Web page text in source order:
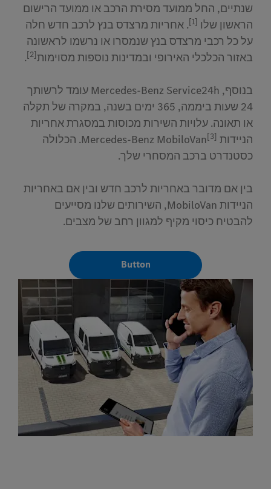
שנתיים, החל ממועד מסירת הרכב או ממועד הרישום
הראשון שלו [1]
. אחריות מרצדס בנץ לרכב חדש חלה
על כל רכבי מרצדס בנץ שנמסרו או נרשמו לראשונה
באזור הכלכלי האירופי ובמדינות נוספות מסוימות[2]
.
בנוסף, Mercedes-Benz Service24h עומד לרשותך
24 שעות ביממה, 365 ימים בשנה, במקרה של תקלה
או תאונה. עלויות השירות מכוסות במסגרת אחריות
הניידות Mercedes-Benz MobiloVan [3]
. הכלולה
כסטנדרט ברכב המסחרי שלך.
בין אם מדובר באחריות לרכב חדש ובין אם באחריות
הניידות MobiloVan, השירותים שלנו מסייעים
להבטיח כיסוי מקיף למגוון רחב של מצבים.
Button